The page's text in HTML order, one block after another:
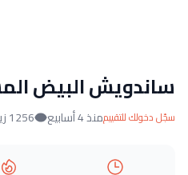
ساندويش البيض
سجّل دخولك للتقييممنذ 4 أسابيع 1256 زيارات